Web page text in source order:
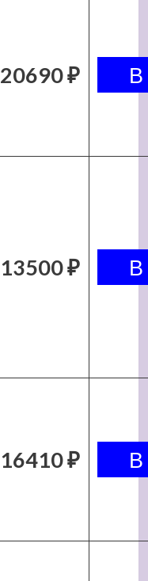
20690 ₽
13500 ₽
16410 ₽